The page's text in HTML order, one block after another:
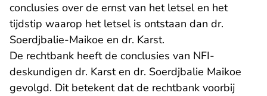
conclusies over de ernst van het letsel en het
tijdstip waarop het letsel is ontstaan dan dr.
Soerdjbalie-Maikoe en dr. Karst.
De rechtbank heeft de conclusies van NFI-
deskundigen dr. Karst en dr. Soerdjbalie Maikoe
gevolgd. Dit betekent dat de rechtbank voorbij